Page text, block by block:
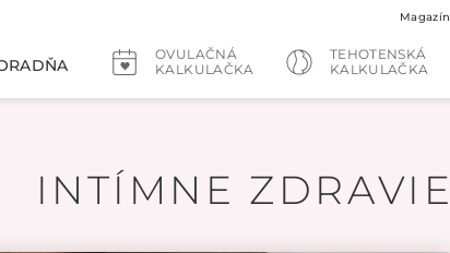
INTÍMNE ZDRAVIE
OVULAČNÁ
KALKULAČKA
TEHOTENSKÁ
KALKULAČKA
Magazín